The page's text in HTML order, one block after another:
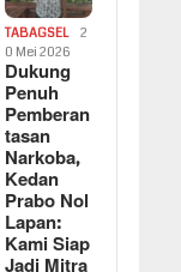
TABAGSEL
2
0 Mei 2026
Dukung
Penuh
Pemberan
tasan
Narkoba,
Kedan
Prabo Nol
Lapan:
Kami Siap